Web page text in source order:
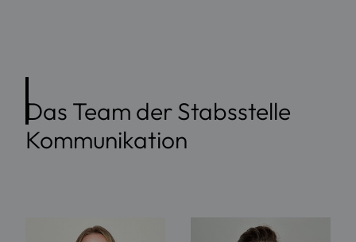
Das Team der Stabsstelle
Kommunikation